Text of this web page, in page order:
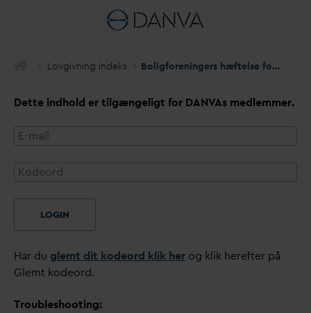
Lovgivning indeks Boligforeningers hæftelse for gæld til spilde
Dette indhold er tilgængeligt for DANVAs medlemmer.
LOGIN
Har du glemt dit kodeord klik her og klik herefter på
Glemt kodeord.
Troubleshooting: